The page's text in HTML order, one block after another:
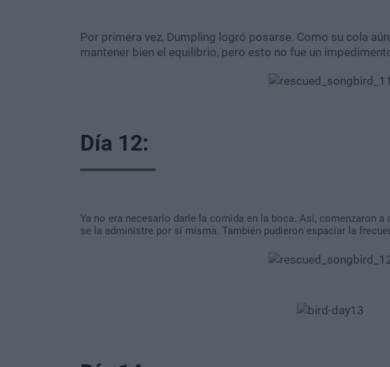
Por primera vez, Dumpling logró posarse. Como su cola
mantener bien el equilibrio, pero esto no fue un
Día 12:
Ya no era necesario darle la comida en la boca. Así, comenzaron
se la administre por sí misma. También pudieron espaciar la